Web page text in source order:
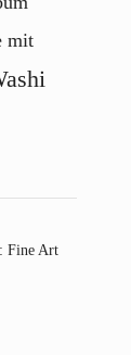
mit
Fine Art